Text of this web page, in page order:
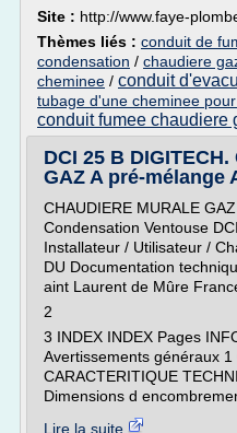
Site : http://www.faye-
Thèmes liés : conduit de
condensation / chaudiere
cheminee / conduit
tubage d'une cheminee
conduit fumee chaudiere
DCI 25 B
GAZ A pré-mélange
CHAUDIERE MURALE
Condensation Ventouse
Installateur / Utilisateur /
DU Documentation
aint Laurent de Mûre
2
3 INDEX INDEX Pages
Avertissements généraux
CARACTERITIQUE
Dimensions d
Lire la suite